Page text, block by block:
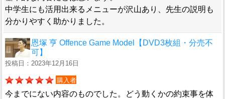
中学生にも活用出来るメニューが沢山あり、先生の説明も
分かりやすく助かりました。
恩塚 亨 Offence Game Model【DVD3枚組・分売不
可】
投稿日：2023年12月16日
購入者
今までにない内容のものでした。どう動くかの約束事を体